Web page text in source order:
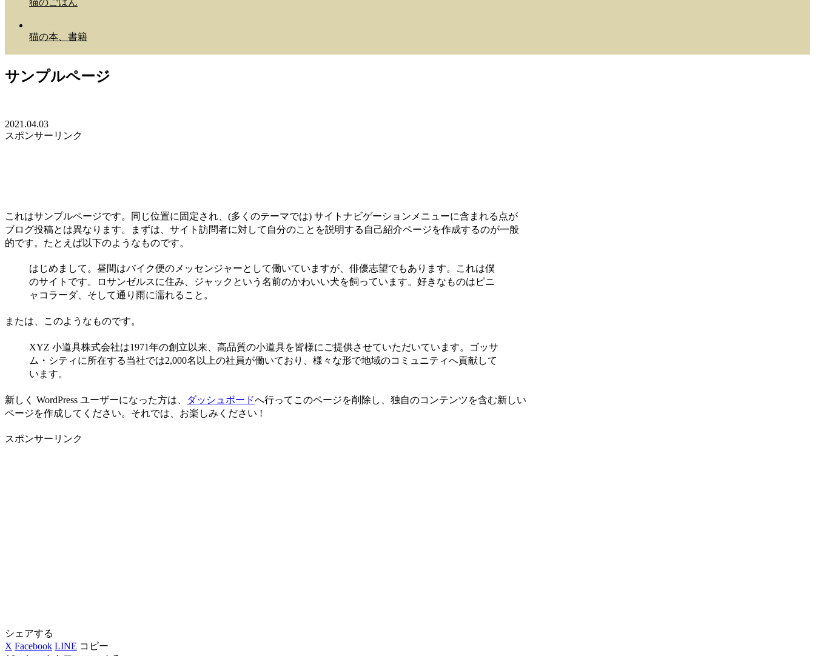
猫のごはん
猫の本、書籍
サンプルページ
2021.04.03
スポンサーリンク
これはサンプルページです。同じ位置に固定され、(多くのテーマでは) サイトナビゲーションメニューに含まれる点が
ブログ投稿とは異なります。まずは、サイト訪問者に対して自分のことを説明する自己紹介ページを作成するのが一般
的です。たとえば以下のようなものです。
はじめまして。昼間はバイク便のメッセンジャーとして働いていますが、俳優志望でもあります。これは僕
のサイトです。ロサンゼルスに住み、ジャックという名前のかわいい犬を飼っています。好きなものはピニ
ャコラーダ、そして通り雨に濡れること。
または、このようなものです。
XYZ 小道具株式会社は1971年の創立以来、高品質の小道具を皆様にご提供させていただいています。ゴッサ
ム・シティに所在する当社では2,000名以上の社員が働いており、様々な形で地域のコミュニティへ貢献して
います。
新しく WordPress ユーザーになった方は、 ダッシュボードへ行ってこのページを削除し、独自のコンテンツを含む新しい
ページを作成してください。それでは、お楽しみください !
スポンサーリンク
シェアする
X Facebook LINE コピー